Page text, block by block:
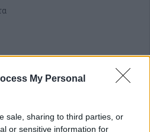
My Personal
sale, sharing to third parties, or
or sensitive information for